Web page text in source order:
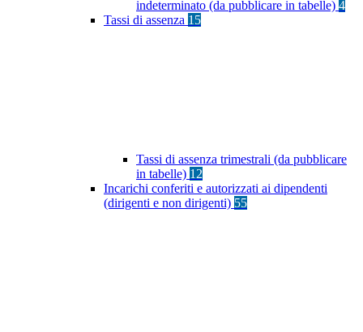
indeterminato (da pubblicare in tabelle) 4
Tassi di assenza 15
Tassi di assenza trimestrali (da pubblicare
in tabelle) 12
Incarichi conferiti e autorizzati ai dipendenti
(dirigenti e non dirigenti) 55